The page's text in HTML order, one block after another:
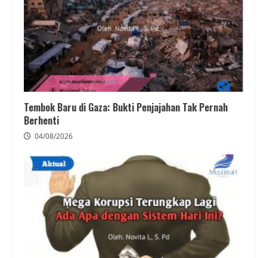
Tembok Baru di Gaza: Bukti Penjajahan Tak Pernah
Berhenti
04/08/2026